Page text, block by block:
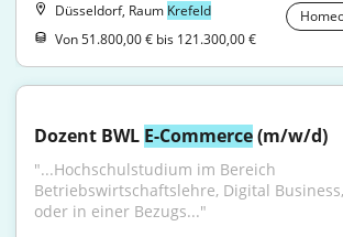
Düsseldorf, Raum Krefeld
Von 51.800,00 € bis 121.300,00 €
Dozent BWL E-Commerce (m/w/d)
"...Hochschulstudium im Bereich
Betriebswirtschaftslehre, Digital Business,
oder in einer Bezugs..."